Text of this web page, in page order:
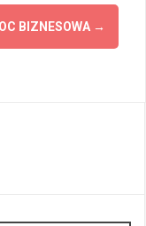
BIZNESOWA →